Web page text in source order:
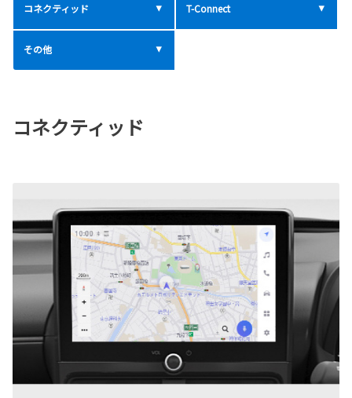
コネクティッド T-Connect
その他
コネクティッド